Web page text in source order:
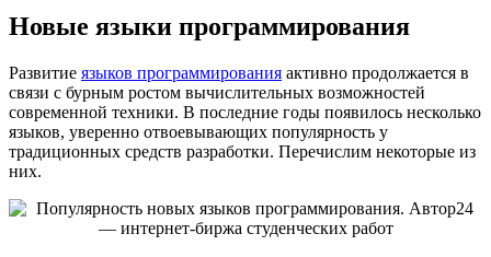
Новые языки программирования
Развитие языков программирования активно продолжается в
связи с бурным ростом вычислительных возможностей
современной техники. В последние годы появилось несколько
языков, уверенно отвоевывающих популярность у
традиционных средств разработки. Перечислим некоторые из
них.